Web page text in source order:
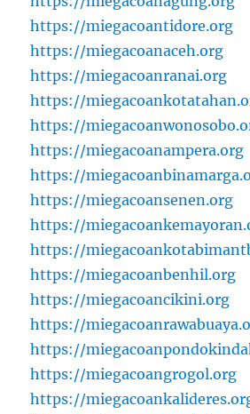
https://miegacoantidore.org
https://miegacoanaceh.org
https://miegacoanranai.org
https://
https://
https://miegacoanampera.org
https://
https://miegacoansenen.org
https://
https://
https://miegacoanbenhil.org
https://miegacoancikini.org
https://
https://
https://miegacoangrogol.org
https://